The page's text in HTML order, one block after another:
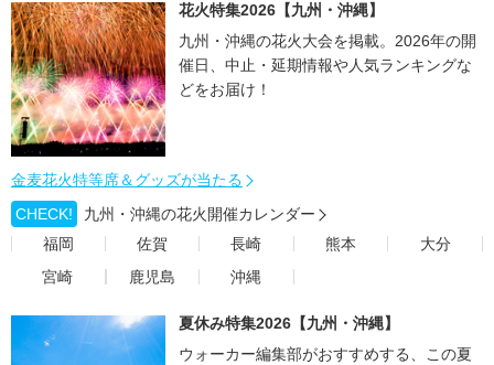
花火特集2026【九州・沖縄】
九州・沖縄の花火大会を掲載。2026年の開
催日、中止・延期情報や人気ランキングな
どをお届け！
金麦花火特等席＆グッズが当たる
CHECK!
九州・沖縄の花火開催カレンダー
福岡
佐賀 長崎 熊本
大分
宮崎
鹿児島 沖縄
夏休み特集2026【九州・沖縄】
ウォーカー編集部がおすすめする、この夏